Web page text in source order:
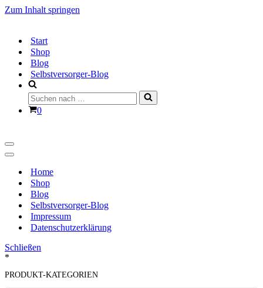
Zum Inhalt springen
Start
Shop
Blog
Selbstversorger-Blog
Suchen
nach …
Warenkorb
0
Navigationsmenü
Navigationsmenü
Home
Shop
Blog
Selbstversorger-Blog
Impressum
Datenschutzerklärung
Schließen
*
PRODUKT-KATEGORIEN